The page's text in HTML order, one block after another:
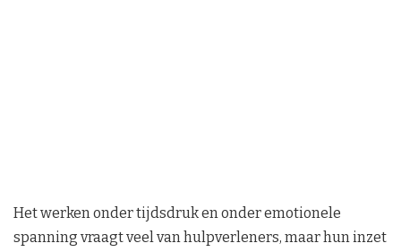
Het werken onder tijdsdruk en onder emotionele
spanning vraagt veel van hulpverleners, maar hun inzet